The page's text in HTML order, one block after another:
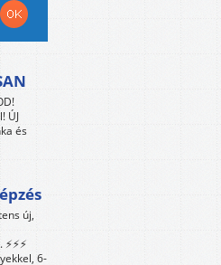
ÚJ
és
új,
6-